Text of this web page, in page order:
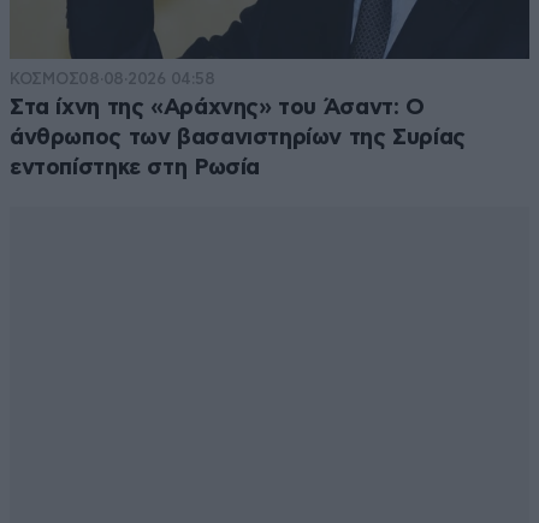
ΚΟΣΜΟΣ08·08·2026 04:58
Στα ίχνη της «Αράχνης» του Άσαντ: Ο
άνθρωπος των βασανιστηρίων της Συρίας
εντοπίστηκε στη Ρωσία